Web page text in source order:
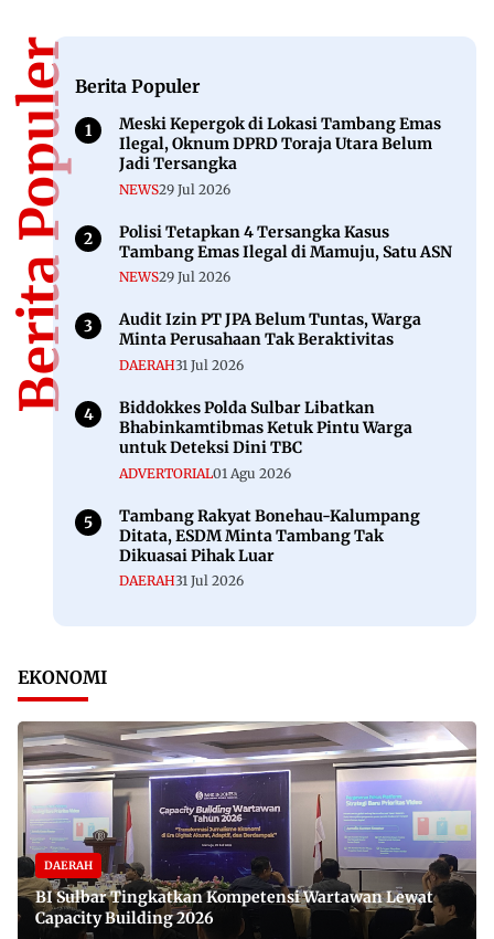
Berita PopulerBerita Populer
Meski Kepergok di Lokasi Tambang Emas
Ilegal, Oknum DPRD Toraja Utara Belum
Jadi Tersangka
NEWS29 Jul 2026
Polisi Tetapkan 4 Tersangka Kasus
Tambang Emas Ilegal di Mamuju, Satu ASN
NEWS29 Jul 2026
Audit Izin PT JPA Belum Tuntas, Warga
Minta Perusahaan Tak Beraktivitas
DAERAH31 Jul 2026
Biddokkes Polda Sulbar Libatkan
Bhabinkamtibmas Ketuk Pintu Warga
untuk Deteksi Dini TBC
ADVERTORIAL01 Agu 2026
Tambang Rakyat Bonehau-Kalumpang
Ditata, ESDM Minta Tambang Tak
Dikuasai Pihak Luar
DAERAH31 Jul 2026
EKONOMI
DAERAH
BI Sulbar Tingkatkan Kompetensi Wartawan Lewat
Capacity Building 2026